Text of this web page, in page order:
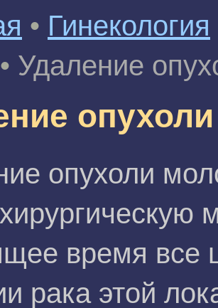
• Гинекология
• Удаление
опухоли
время все
рака этой